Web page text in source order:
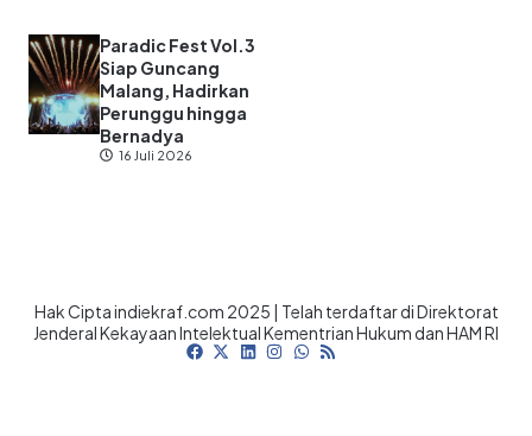
Paradic Fest Vol.3
Siap Guncang
Malang, Hadirkan
Perunggu hingga
Bernadya
16 Juli 2026
Hak Cipta indiekraf.com 2025 | Telah terdaftar di Direktorat
Jenderal Kekayaan Intelektual Kementrian Hukum dan HAM RI